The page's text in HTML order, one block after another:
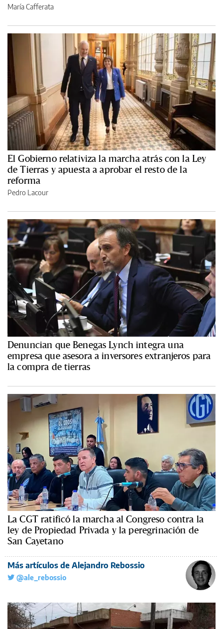
María Cafferata
El Gobierno relativiza la marcha atrás con la Ley
de Tierras y apuesta a aprobar el resto de la
reforma
Pedro Lacour
Denuncian que Benegas Lynch integra una
empresa que asesora a inversores extranjeros para
la compra de tierras
La CGT ratificó la marcha al Congreso contra la
ley de Propiedad Privada y la peregrinación de
San Cayetano
Más artículos de Alejandro Rebossio
@ale_rebossio